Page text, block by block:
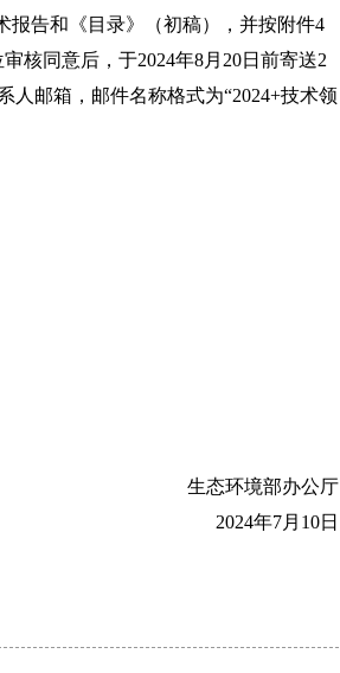
报告和《目录》（初稿），并按附件4
核同意后，于2024年8月20日前寄送2
邮箱，邮件名称格式为“2024+技术领
生态环境部办公厅
2024年7月10日